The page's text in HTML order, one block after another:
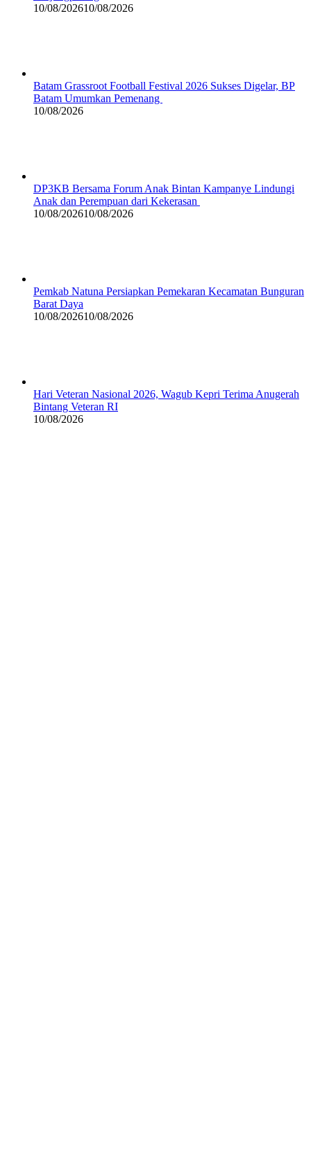
10/08/202610/08/2026
Batam Grassroot Football Festival 2026 Sukses Digelar, BP
Batam Umumkan Pemenang
10/08/2026
DP3KB Bersama Forum Anak Bintan Kampanye Lindungi
Anak dan Perempuan dari Kekerasan
10/08/202610/08/2026
Pemkab Natuna Persiapkan Pemekaran Kecamatan Bunguran
Barat Daya
10/08/202610/08/2026
Hari Veteran Nasional 2026, Wagub Kepri Terima Anugerah
Bintang Veteran RI
10/08/2026